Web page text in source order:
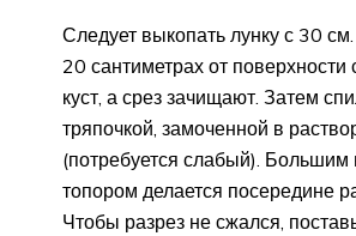
Следует выкопать лунку с 30
20 сантиметрах от поверхности
куст, а срез зачищают. Затем
тряпочкой, замоченной в
(потребуется слабый).
топором делается посередине
Чтобы разрез не сжался,